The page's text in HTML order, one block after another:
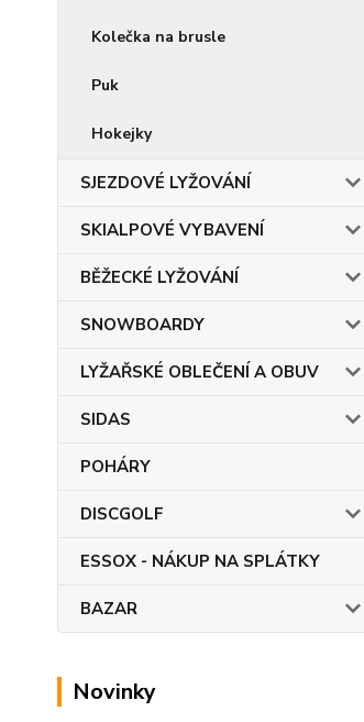
Kolečka na brusle
Puk
Hokejky
SJEZDOVÉ LYŽOVÁNÍ
SKIALPOVÉ VYBAVENÍ
BĚŽECKÉ LYŽOVÁNÍ
SNOWBOARDY
LYŽAŘSKÉ OBLEČENÍ A OBUV
SIDAS
POHÁRY
DISCGOLF
ESSOX - NÁKUP NA SPLÁTKY
BAZAR
Novinky